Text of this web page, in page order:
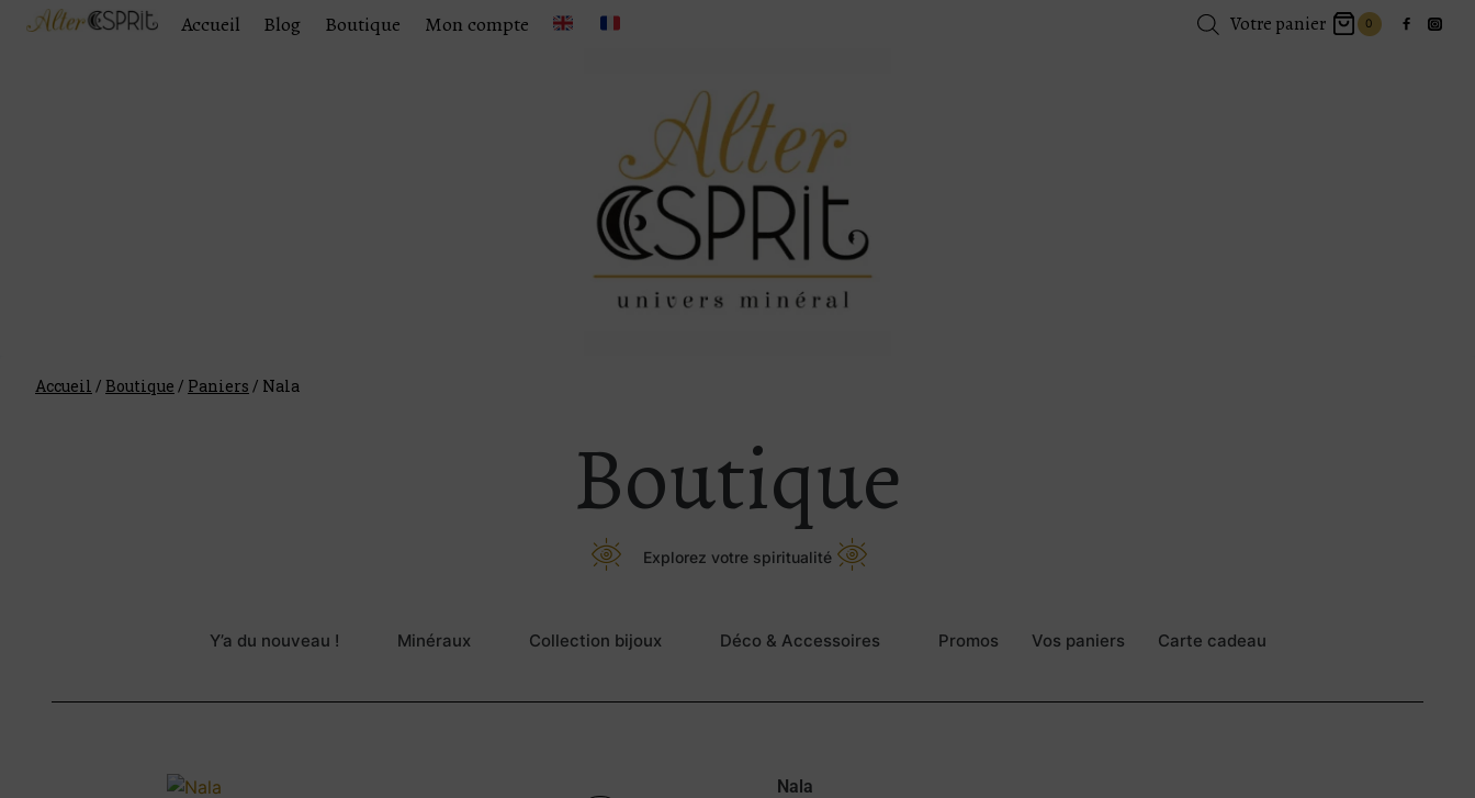
Accueil Blog Boutique Mon compte Votre panier 0
Accueil / Boutique / Paniers / Nala
Boutique
Explorez votre spiritualité
Y’a du nouveau ! Minéraux Collection bijoux Déco & Accessoires Promos Vos paniers Carte cadeau
Nala